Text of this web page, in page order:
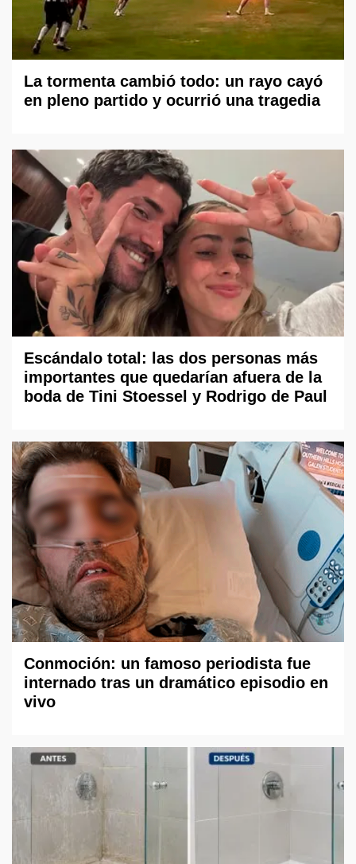
La tormenta cambió todo: un rayo cayó
en pleno partido y ocurrió una tragedia
Escándalo total: las dos personas más
importantes que quedarían afuera de la
boda de Tini Stoessel y Rodrigo de Paul
Conmoción: un famoso periodista fue
internado tras un dramático episodio en
vivo